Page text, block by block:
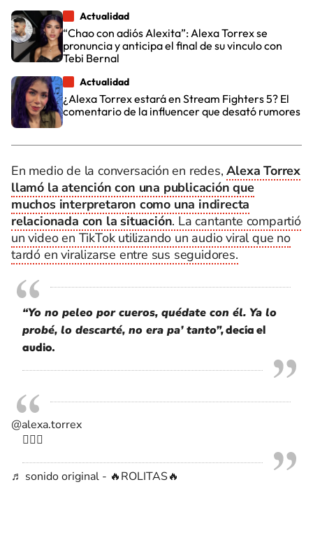
Actualidad
“Chao con adiós Alexita”: Alexa Torrex se
pronuncia y anticipa el final de su vinculo con
Tebi Bernal
Actualidad
¿Alexa Torrex estará en Stream Fighters 5? El
comentario de la influencer que desató rumores
En medio de la conversación en redes,Alexa Torrex
llamó la atención con una publicación que
muchos interpretaron como una indirecta
relacionada con la situación. La cantante compartió
un video en TikTok utilizando un audio viral que no
tardó en viralizarse entre sus seguidores.
“Yo no peleo por cueros, quédate con él. Ya lo
probé, lo descarté, no era pa’ tanto”,decía el
audio.
@alexa.torrex
🤷🏻‍♀️
♬ sonido original - 🔥ROLITAS🔥